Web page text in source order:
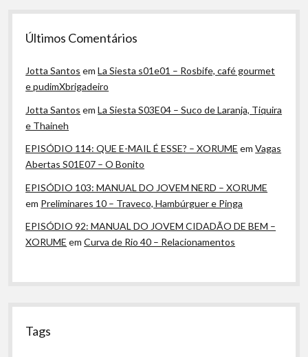
Últimos Comentários
Jotta Santos emLa Siesta s01e01 – Rosbife, café gourmet
e pudimXbrigadeiro
Jotta Santos emLa Siesta S03E04 – Suco de Laranja, Tiquira
e Thaineh
EPISÓDIO 114: QUE E-MAIL É ESSE? – XORUME emVagas
Abertas S01E07 – O Bonito
EPISÓDIO 103: MANUAL DO JOVEM NERD – XORUME
em Preliminares 10 – Traveco, Hambúrguer e Pinga
EPISÓDIO 92: MANUAL DO JOVEM CIDADÃO DE BEM –
XORUME emCurva de Rio 40 – Relacionamentos
Tags